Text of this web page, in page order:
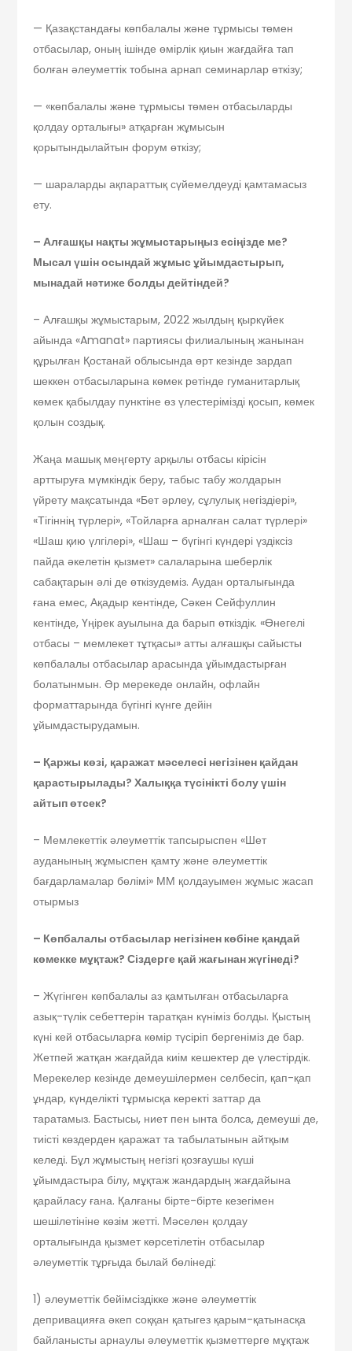
— Қазақстандағы көпбалалы және тұрмысы төмен
отбасылар, оның ішінде өмірлік қиын жағдайға тап
болған әлеуметтік тобына арнап семинарлар өткізу;
— «көпбалалы және тұрмысы төмен отбасыларды
қолдау орталығы» атқарған жұмысын
қорытындылайтын форум өткізу;
— шараларды ақпараттық сүйемелдеуді қамтамасыз
ету.
– Алғашқы нақты жұмыстарыңыз есіңізде ме?
Мысал үшін осындай жұмыс ұйымдастырып,
мынадай нәтиже болды дейтіндей?
– Алғашқы жұмыстарым, 2022 жылдың қыркүйек
айында «Amanat» партиясы филиалының жанынан
құрылған Қостанай облысында өрт кезінде зардап
шеккен отбасыларына көмек ретінде гуманитарлық
көмек қабылдау пунктіне өз үлестерімізді қосып, көмек
қолын создық.
Жаңа машық меңгерту арқылы отбасы кірісін
арттыруға мүмкіндік беру, табыс табу жолдарын
үйрету мақсатында «Бет әрлеу, сұлулық негіздіері»,
«Тігіннің түрлері», «Тойларға арналған салат түрлері»
«Шаш қию үлгілері», «Шаш – бүгінгі күндері үздіксіз
пайда әкелетін қызмет» салаларына шеберлік
сабақтарын әлі де өткізудеміз. Аудан орталығында
ғана емес, Ақадыр кентінде, Сәкен Сейфуллин
кентінде, Үңірек ауылына да барып өткіздік. «Өнегелі
отбасы – мемлекет тұтқасы» атты алғашқы сайысты
көпбалалы отбасылар арасында ұйымдастырған
болатынмын. Әр мерекеде онлайн, офлайн
форматтарында бүгінгі күнге дейін
ұйымдастырудамын.
– Қаржы көзі, қаражат мәселесі негізінен қайдан
қарастырылады? Халыққа түсінікті болу үшін
айтып өтсек?
– Мемлекеттік әлеуметтік тапсырыспен «Шет
ауданының жұмыспен қамту және әлеуметтік
бағдарламалар бөлімі» ММ қолдауымен жұмыс жасап
отырмыз
– Көпбалалы отбасылар негізінен көбіне қандай
көмекке мұқтаж? Сіздерге қай жағынан жүгінеді?
– Жүгінген көпбалалы аз қамтылған отбасыларға
азық-түлік себеттерін таратқан күніміз болды. Қыстың
күні кей отбасыларға көмір түсіріп бергеніміз де бар.
Жетпей жатқан жағдайда киім кешектер де үлестірдік.
Мерекелер кезінде демеушілермен селбесіп, қап-қап
ұндар, күнделікті тұрмысқа керекті заттар да
таратамыз. Бастысы, ниет пен ынта болса, демеуші де,
тиісті көздерден қаражат та табылатынын айтқым
келеді. Бұл жұмыстың негізгі қозғаушы күші
ұйымдастыра білу, мұқтаж жандардың жағдайына
қарайласу ғана. Қалғаны бірте-бірте кезегімен
шешілетініне көзім жетті. Мәселен қолдау
орталығында қызмет көрсетілетін отбасылар
әлеуметтік тұрғыда былай бөлінеді:
1) әлеуметтік бейімсіздікке және әлеуметтік
депривацияға әкеп соққан қатыгез қарым-қатынасқа
байланысты арнаулы әлеуметтік қызметтерге мұқтаж